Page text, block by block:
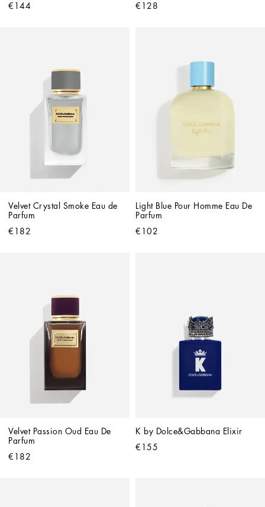
€144
€128
Velvet Crystal Smoke Eau de
Parfum
€182
Light Blue Pour Homme Eau De
Parfum
€102
Velvet Passion Oud Eau De
Parfum
€182
K by Dolce&Gabbana Elixir
€155